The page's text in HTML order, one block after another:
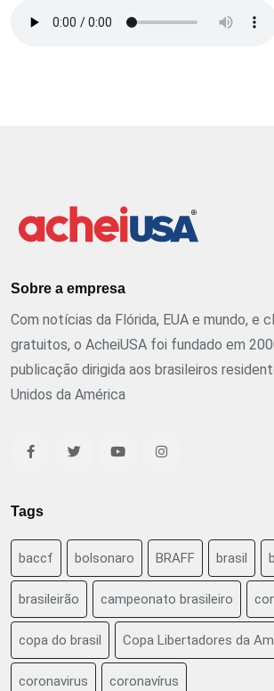
Sobre a empresa
Com notícias da Flórida, EUA e mundo, e
gratuitos, o AcheiUSA foi fundado em
publicação dirigida aos brasileiros
Unidos da América
Tags
baccf bolsonaro BRAFF brasil
brasileirão campeonato brasileiro
copa do brasil Copa Libertadores da
coronavirus coronavírus